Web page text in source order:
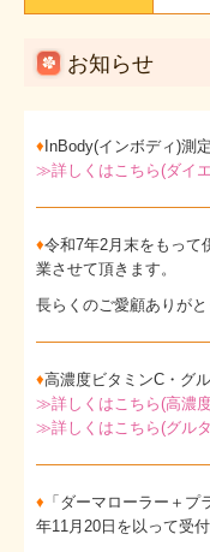
お知らせ
♦ InBody(インボディ)測
≫詳しくはこちら(ダイ
♦令和7年2月末をもって
業させて頂きます。
長らくのご愛顧ありがと
♦高濃度ビタミンC・グ
≫詳しくはこちら(高濃
≫詳しくはこちら(グル
♦ 「ダーマローラー＋
年11月20日を以って受